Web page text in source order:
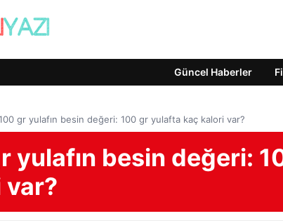
Güncel Haberler
gr yulafın besin değeri: 100 gr yulafta kaç kalori var?
yulafın besin değeri:
var?